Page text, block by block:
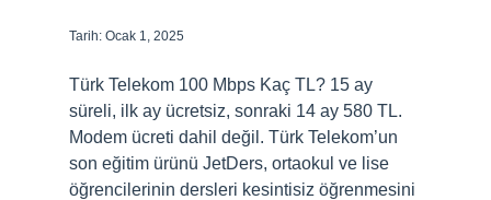
Tarih: Ocak 1, 2025
Türk Telekom 100 Mbps Kaç TL? 15 ay
süreli, ilk ay ücretsiz, sonraki 14 ay 580 TL.
Modem ücreti dahil değil. Türk Telekom’un
son eğitim ürünü JetDers, ortaokul ve lise
öğrencilerinin dersleri kesintisiz öğrenmesini